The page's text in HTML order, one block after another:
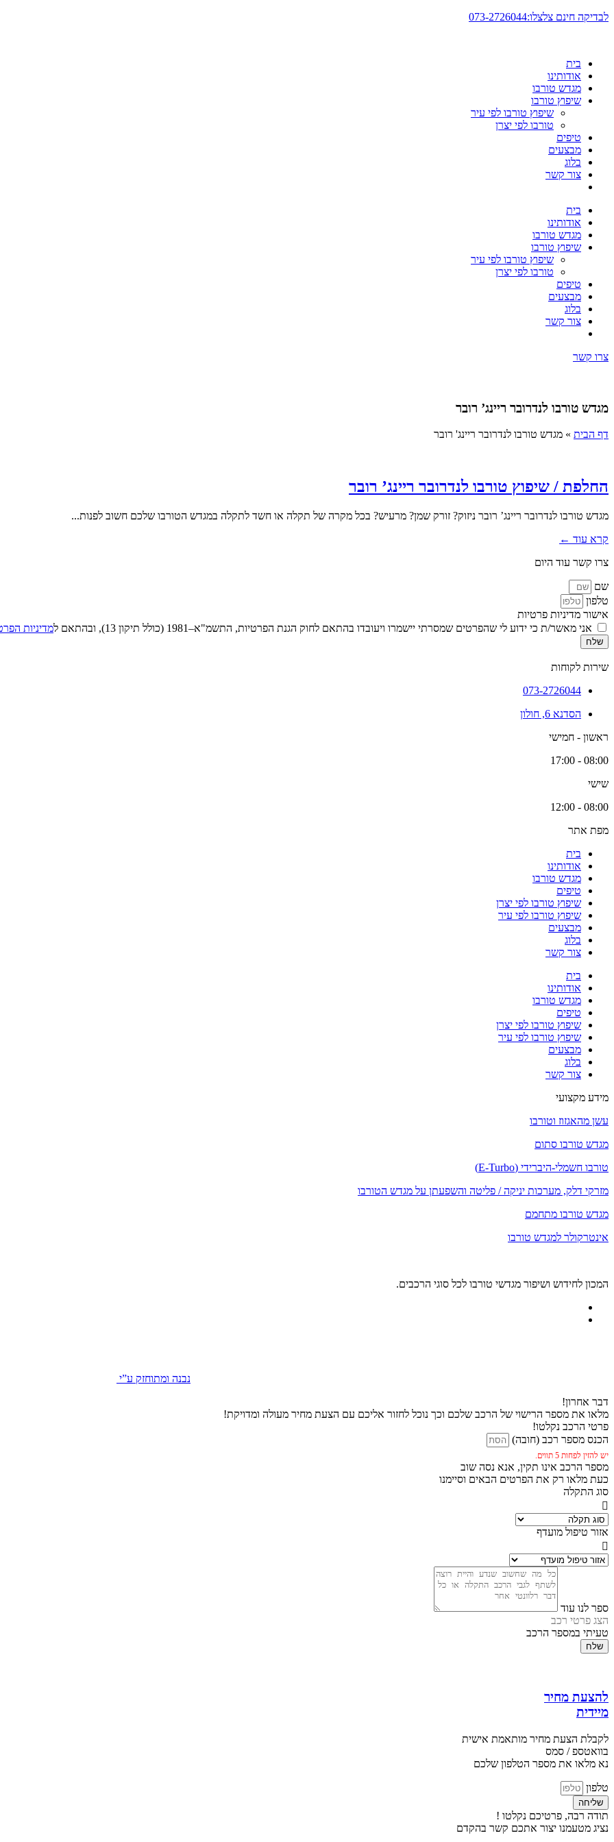
דלג
לבדיקה חינם צלצלו:073-2726044
בית
אודותינו
מגדש טורבו
שיפוץ טורבו
שיפוץ טורבו לפי עיר
טורבו לפי יצרן
טיפים
מבצעים
בלוג
צור קשר
בית
אודותינו
מגדש טורבו
שיפוץ טורבו
שיפוץ טורבו לפי עיר
טורבו לפי יצרן
טיפים
מבצעים
בלוג
צור קשר
צרו קשר
מגדש טורבו לנדרובר ריינג’ רובר
דף הבית » מגדש טורבו לנדרובר ריינג' רובר
החלפת / שיפוץ טורבו לנדרובר ריינג’ רובר
מגדש טורבו לנדרובר ריינג’ רובר ניזוק? זורק שמן? מרעיש? בכל מקרה של תקלה או חשד לתקלה במגדש הטורבו שלכם חשוב לפנות...
קרא עוד ←
צרו קשר עוד היום
שם
טלפון
אישור מדיניות פרטיות
אני מאשר/ת כי ידוע לי שהפרטים שמסרתי יישמרו ויעובדו בהתאם לחוק הגנת הפרטיות, התשמ"א–1981 (כולל תיקון 13), ובהתאם ל
מדיניות
שלח
שירות לקוחות
073-2726044
הסדנא 6, חולון
ראשון - חמישי
08:00 - 17:00
שישי
08:00 - 12:00
מפת אתר
בית
אודותינו
מגדש טורבו
טיפים
שיפוץ טורבו לפי יצרן
שיפוץ טורבו לפי עיר
מבצעים
בלוג
צור קשר
בית
אודותינו
מגדש טורבו
טיפים
שיפוץ טורבו לפי יצרן
שיפוץ טורבו לפי עיר
מבצעים
בלוג
צור קשר
מידע מקצועי
עשן מהאגזוז וטורבו
מגדש טורבו סתום
טורבו חשמלי-היברידי (E-Turbo)
מזרקי דלק, מערכות יניקה / פליטה והשפעתן על מגדש הטורבו
מגדש טורבו מתחמם
אינטרקולר למגדש טורבו
המכון לחידוש ושיפור מגדשי טורבו לכל סוגי הרכבים.
נבנה ומתוחזק ע”י
דבר אחרון!
מלאו את מספר הרישוי של הרכב שלכם וכך נוכל לחזור אליכם עם הצעת מחיר מעולה ומדויקת!
פרטי הרכב נקלטו!
הכנס מספר רכב (חובה)
יש להזין לפחות 5 תווים.
מספר הרכב אינו תקין, אנא נסה שוב
כעת מלאו רק את הפרטים הבאים וסיימנו
סוג התקלה
אזור טיפול מועדף
ספר לנו עוד
הצג פרטי רכב
טעיתי במספר הרכב
שלח
להצעת מחיר
מיידית
לקבלת הצעת מחיר מותאמת אישית
בוואטספ / סמס
נא מלאו את מספר הטלפון שלכם
טלפון
שליחה
תודה רבה, פרטיכם נקלטו !
נציג מטעמנו יצור אתכם קשר בהקדם